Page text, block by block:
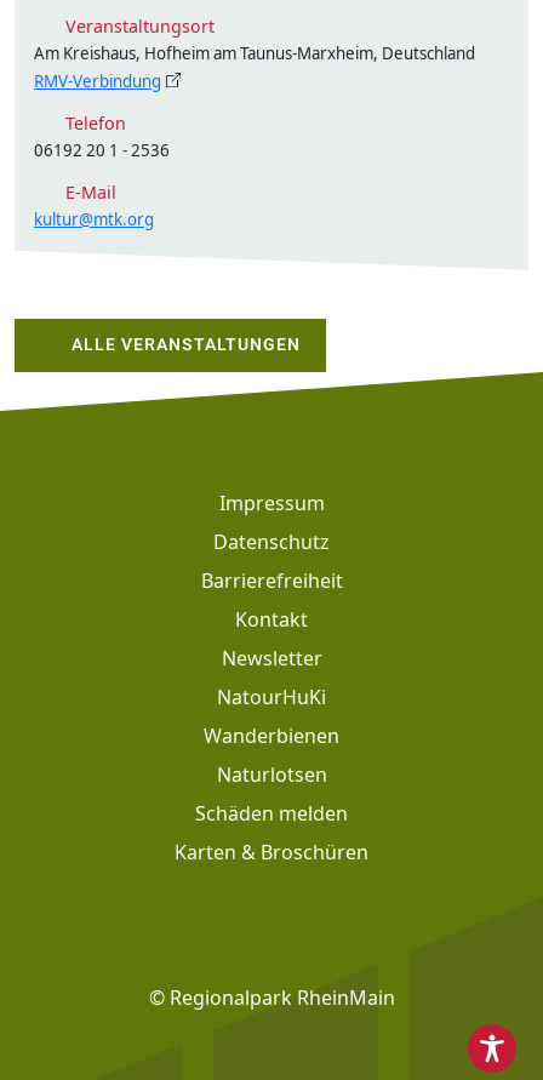
Veranstaltungsort
Am Kreishaus, Hofheim am Taunus-Marxheim, Deutschland
RMV-Verbindung
Telefon
06192 20 1 - 2536
E-Mail
kultur@mtk.org
ALLE VERANSTALTUNGEN
Footer: Meta Navigation
Impressum
Datenschutz
Barrierefreiheit
Kontakt
Newsletter
NatourHuKi
Wanderbienen
Naturlotsen
Schäden melden
Karten & Broschüren
© Regionalpark RheinMain